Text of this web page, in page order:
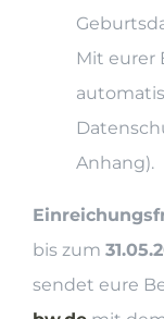
Mit eurer
Anhang).
bis zum
sendet eure